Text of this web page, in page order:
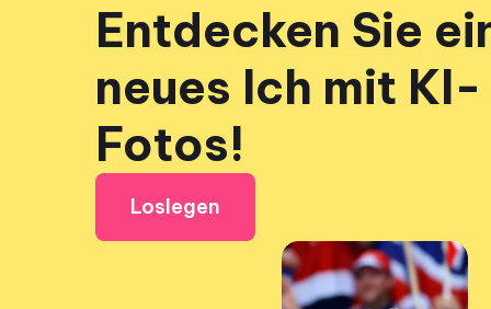
Entdecken Sie
neues Ich mit KI-
Fotos!
Loslegen